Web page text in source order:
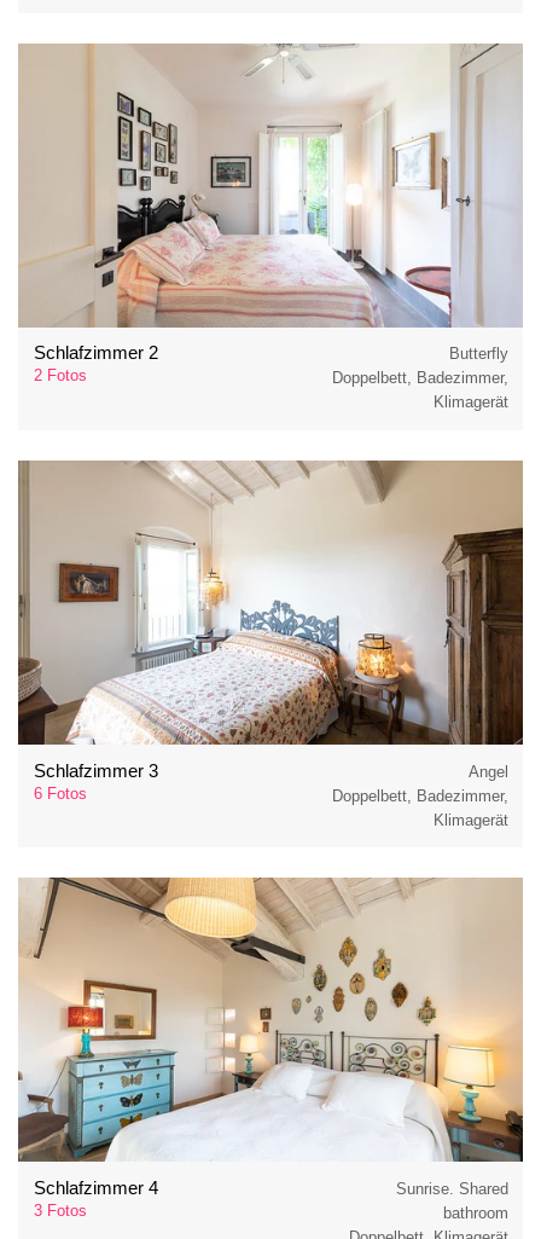
Schlafzimmer 2
2 Fotos
Butterfly
Doppelbett, Badezimmer,
Klimagerät
Schlafzimmer 3
6 Fotos
Angel
Doppelbett, Badezimmer,
Klimagerät
Schlafzimmer 4
3 Fotos
Sunrise. Shared
bathroom